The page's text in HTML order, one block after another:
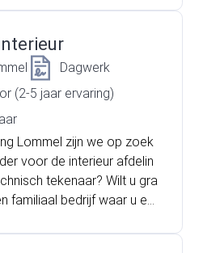
de spilfiguur worden in
Dagwerk
(2-5 jaar ervaring)
Lommel zijn we op zoek
voor de interieur afdelin
tekenaar? Wilt u gra
familiaal bedrijf waar u ee